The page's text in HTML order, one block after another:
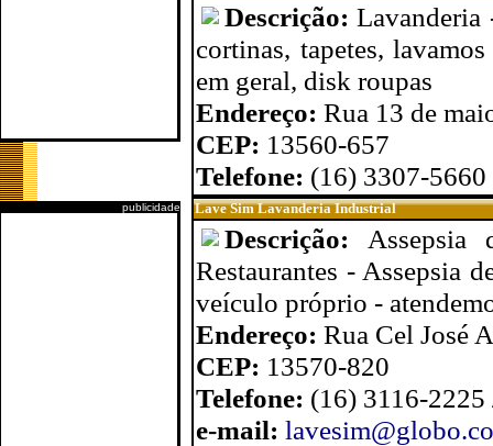
publicidade
Descrição:Lavanderia
cortinas, tapetes,
em geral, disk roupas
Endereço: Rua 13 de
CEP: 13560-657
Telefone: (16) 3307-
Lave Sim Lavanderia Industrial
Descrição:
Restaurantes - Assepsia
veículo próprio -
Endereço: Rua Cel José
CEP: 13570-820
Telefone: (16) 3116-
e-mail: